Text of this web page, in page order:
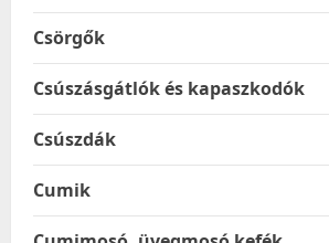
Csörgők
Csúszásgátlók és kapaszkodók
Csúszdák
Cumik